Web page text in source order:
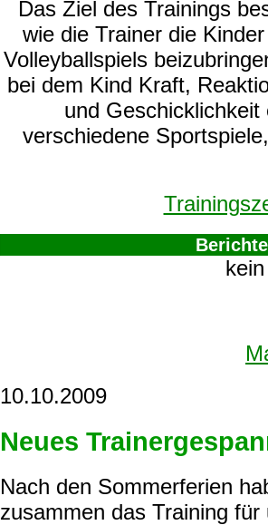
Das Ziel des Trainings
wie die Trainer die
Volleyballspiels
bei dem Kind Kraft,
und
verschiedene
10.10.2009
Neues
Nach den Sommerferien
zusammen das Training